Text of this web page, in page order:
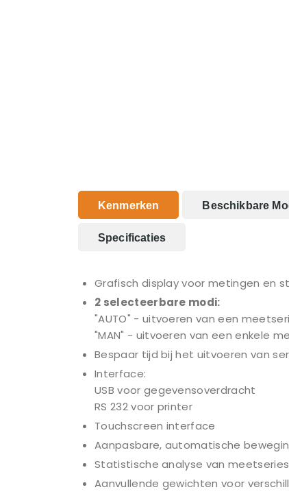
Kenmerken Beschikbare
Specificaties
Grafisch display voor metingen en
2 selecteerbare modi:
"AUTO" - uitvoeren van een
"MAN" - uitvoeren van een enkele
Bespaar tijd bij het uitvoeren van
Interface:
USB voor gegevensoverdracht
RS 232 voor printer
Touchscreen interface
Aanpasbare, automatische
Statistische analyse van
Aanvullende gewichten voor